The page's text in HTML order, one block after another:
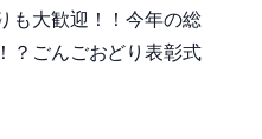
も大歓迎！！今年の総
？ごんごおどり表彰式